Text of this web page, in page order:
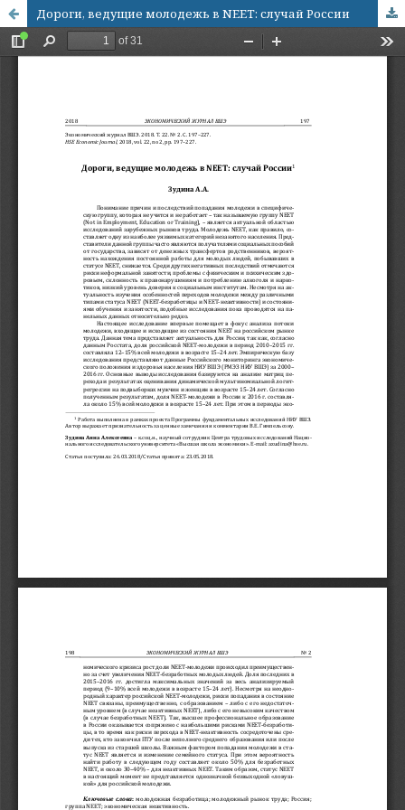
Дороги, ведущие молодежь в NEET: случай России